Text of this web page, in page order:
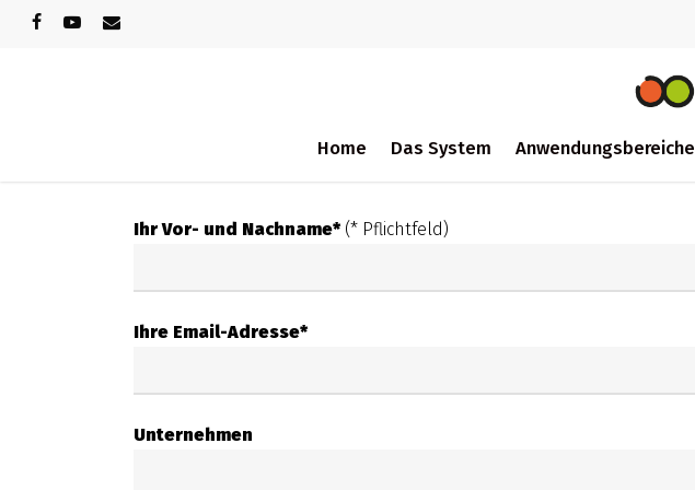
facebookyoutubeemail
Home Das System Anwendungsbereiche
Ihr Vor- und Nachname*(* Pflichtfeld)
Ihre Email-Adresse*
Unternehmen